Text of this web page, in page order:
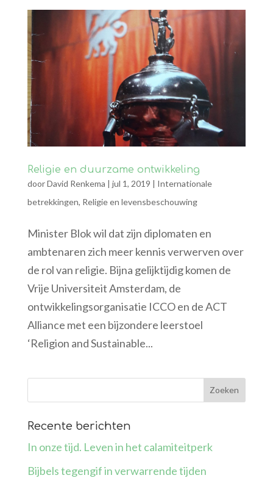
Religie en duurzame ontwikkeling
doorDavid Renkema | jul 1, 2019 | Internationale
betrekkingen, Religie en levensbeschouwing
Minister Blok wil dat zijn diplomaten en
ambtenaren zich meer kennis verwerven over
de rol van religie. Bijna gelijktijdig komen de
Vrije Universiteit Amsterdam, de
ontwikkelingsorganisatie ICCO en de ACT
Alliance met een bijzondere leerstoel
‘Religion and Sustainable...
Recente berichten
In onze tijd. Leven in het calamiteitperk
Bijbels tegengif in verwarrende tijden